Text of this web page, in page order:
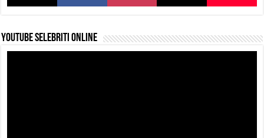
YouTube selebriti online